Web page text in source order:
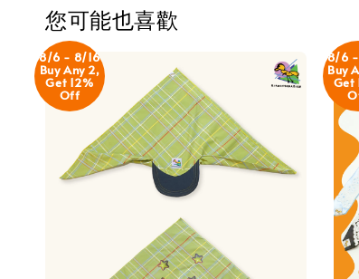
您可能也喜歡
8/6 - 8/16
Buy Any 2,
Get 12%
Off
8/6
Buy
Get